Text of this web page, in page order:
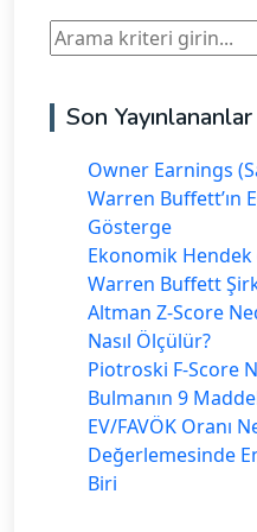
Ara
Son Yayınlananlar
Owner Earnings
Warren Buffett’ın
Gösterge
Ekonomik
Warren Buffett
Altman Z-Score
Nasıl Ölçülür?
Piotroski F-Score
Bulmanın 9
EV/FAVÖK Oranı
Değerlemesinde
Biri